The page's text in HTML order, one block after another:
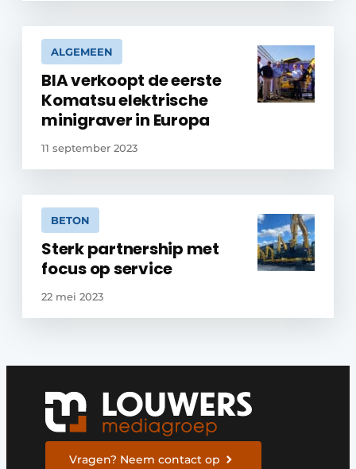
ALGEMEEN
BIA verkoopt de eerste
Komatsu elektrische
minigraver in Europa
11 september 2023
BETON
Sterk partnership met
focus op service
22 mei 2023
Vragen? Neem contact op